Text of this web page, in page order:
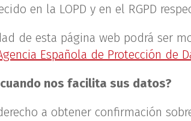
en la LOPD y en el RGPD
de esta página web podrá ser
Española de Protección de
nos facilita sus datos?
a obtener confirmación